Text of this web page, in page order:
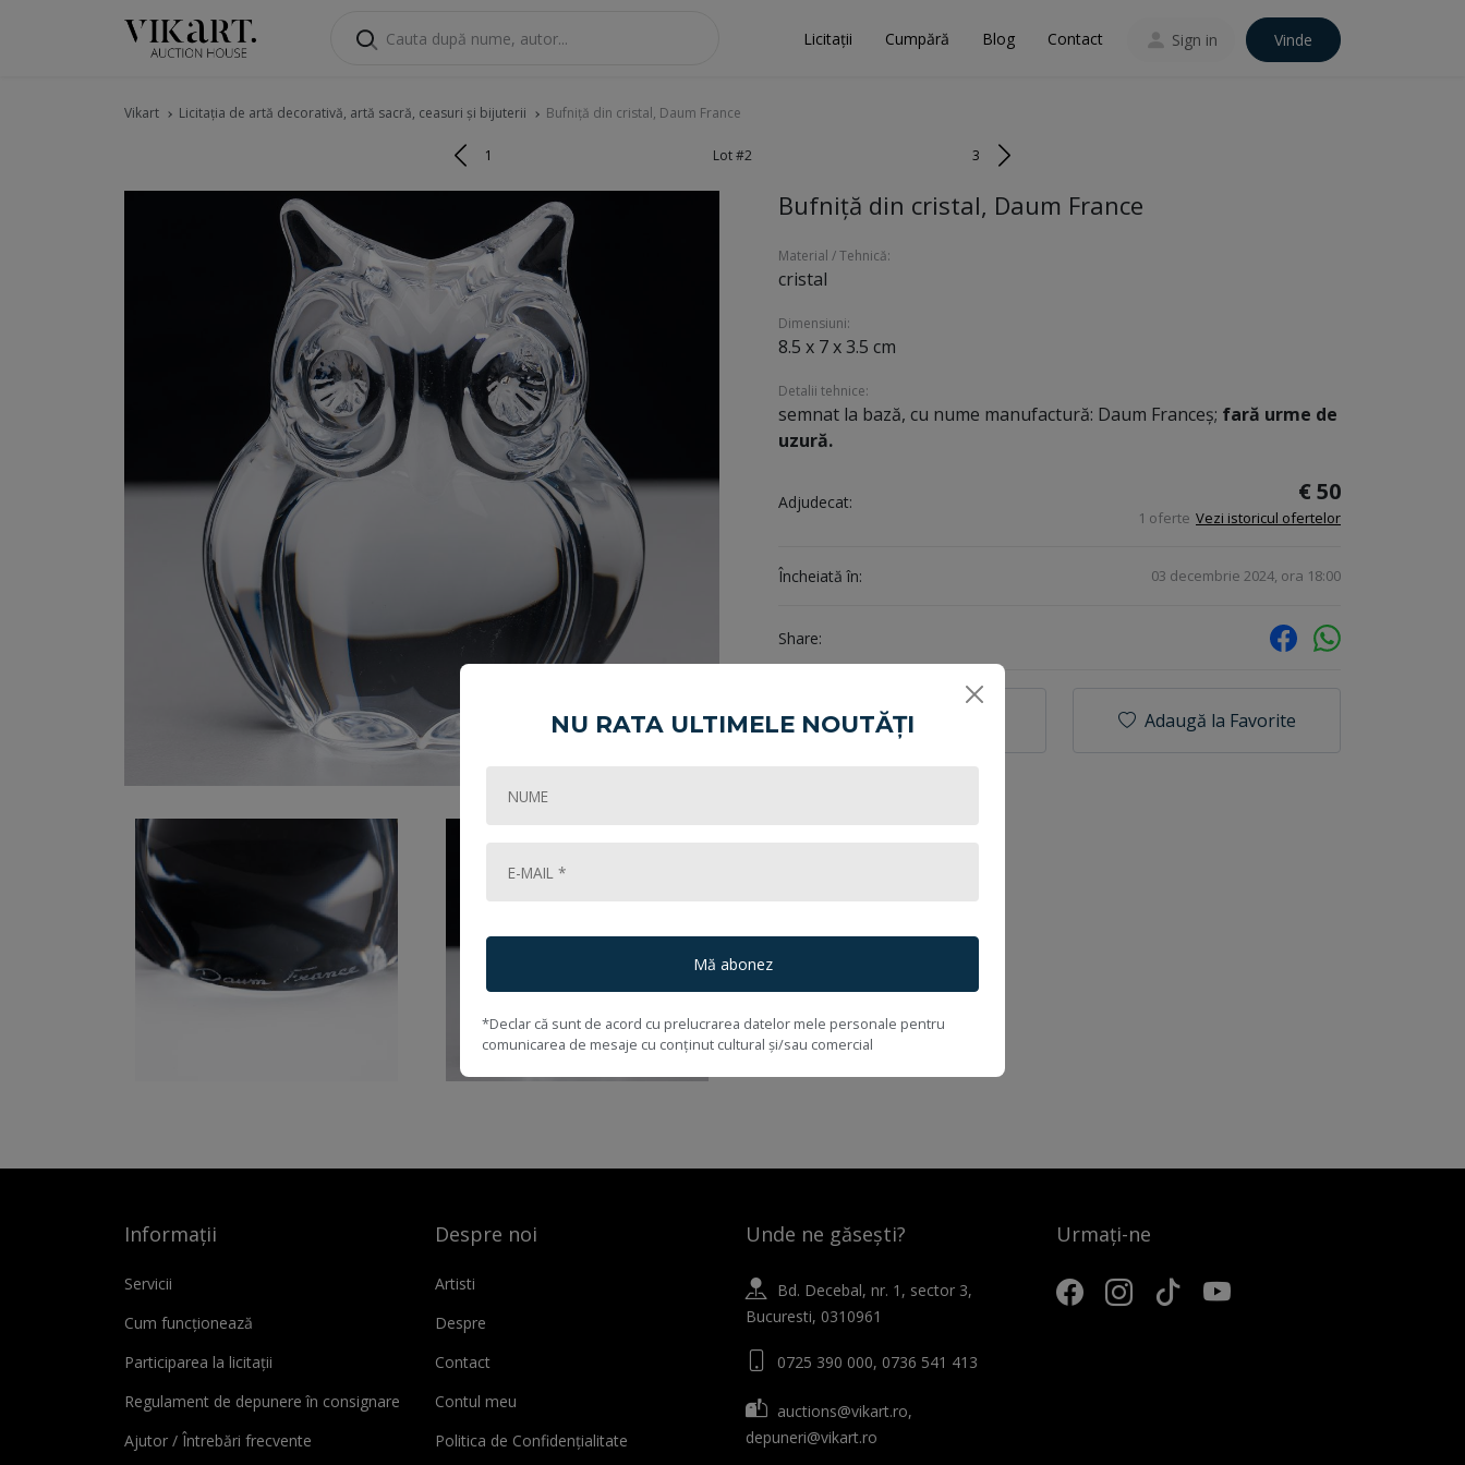
Licitații Cumpără Blog Contact Sign in Vinde
Vikart Licitația de artă decorativă, artă sacră, ceasuri și bijuterii Bufniță din cristal, Daum France
1 Lot #2 3
Bufniță din cristal, Daum France
Material / Tehnică:
cristal
Dimensiuni:
8.5 x 7 x 3.5 cm
Detalii tehnice:
semnat la bază, cu nume manufactură: Daum Franceș; fară urme de
uzură.
Adjudecat: € 50
1 oferte Vezi istoricul ofertelor
Încheiată în: 03 decembrie 2024, ora 18:00
Share:
Cum cumpăr? Adaugă la Favorite
Informații
Servicii
Cum funcționează
Participarea la licitații
Regulament de depunere în consignare
Ajutor / Întrebări frecvente
Despre noi
Artisti
Despre
Contact
Contul meu
Politica de Confidențialitate
Unde ne găsești?
Bd. Decebal, nr. 1, sector 3,
Bucuresti, 0310961
0725 390 000, 0736 541 413
auctions@vikart.ro,
depuneri@vikart.ro
Urmați-ne
NU RATA ULTIMELE NOUTĂȚI
Mă abonez
*Declar că sunt de acord cu prelucrarea datelor mele personale pentru
comunicarea de mesaje cu conținut cultural și/sau comercial